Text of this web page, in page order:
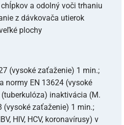
a odolný voči trhaniu
z dávkovača utierok
plochy
(vysoké zaťaženie) 1 min.;
normy EN 13624 (vysoké
inaktivácia (M.
(vysoké zaťaženie) 1 min.;
HIV, HCV, koronavírusy) v